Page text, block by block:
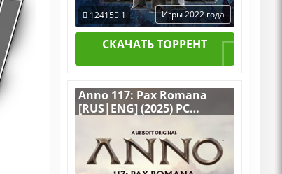
12415
1 Игры 2022 года
СКАЧАТЬ ТОРРЕНТ
Anno 117: Pax Romana
[RUS|ENG] (2025) PC
со всеми Дополнениями